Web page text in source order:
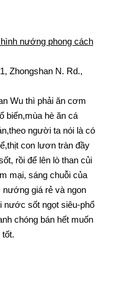
nướng phong cách
Zhongshan N. Rd.,
Wu thì phải ăn cơm
biến,mùa hè ăn cá
người ta nói là có
con lươn tràn đầy
rồi để lên lò than củi
mại, sáng chuỗi của
nướng giá rẻ và ngon
sốt ngọt siêu-phổ
chóng bán hết muốn